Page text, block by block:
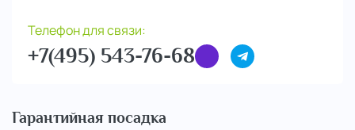
Телефон для связи:
+7(495) 543-76-68
Гарантийная посадка